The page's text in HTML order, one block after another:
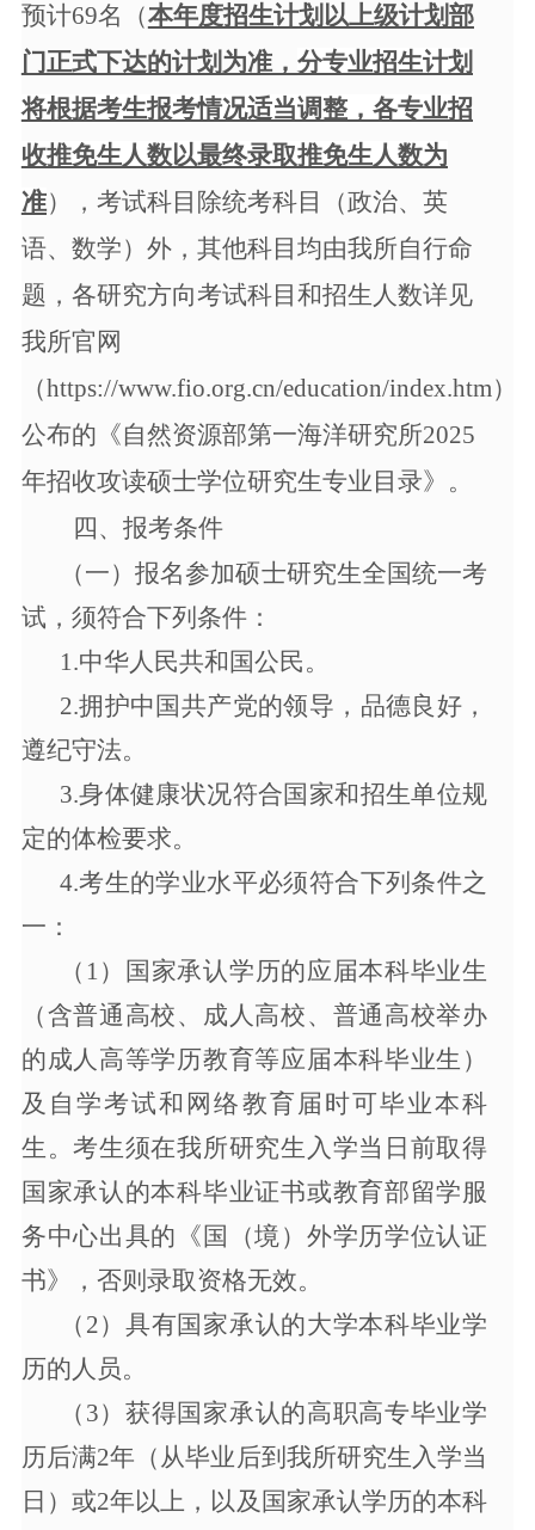
预计69名（本年度招生计划以上级计划部
门正式下达的计划为准， 分专业招生计划
将根据考生报考情况适当调整，各专业招
收推免生人数以最终录取推免生人数为
准），考试科目除统考科目（政治、英
语、数学）外，其他科目均由我所自行命
题，各研究方向考试科目和招生人数详见
我所官网
（https://www.fio.org.cn/education/index.htm）
公布的《自然资源部第一海洋研究所2025
年招收攻读硕士学位研究生专业目录》。
四、报考条件
（一）报名参加硕士研究生全国统一考
试，须符合下列条件：
1.中华人民共和国公民。
2.拥护中国共产党的领导，品德良好，
遵纪守法。
3.身体健康状况符合国家和招生单位规
定的体检要求。
4.考生的学业水平必须符合下列条件之
一：
（ 1）国家承认学历的应届本科毕业生
（含普通高校、成人高校、普通高校举办
的成人高等学历教育等应届本科毕业生）
及自学考试和网络教育届时可毕业本科
生。考生须在我所研究生入学当日前取得
国家承认的本科毕业证书或教育部留学服
务中心出具的《国（境）外学历学位认证
书》，否则录取资格无效。
（ 2）具有国家承认的大学本科毕业学
历的人员。
（ 3）获得国家承认的高职高专毕业学
历后满2年（从毕业后到我所研究生入学当
日）或2年以上，以及国家承认学历的本科